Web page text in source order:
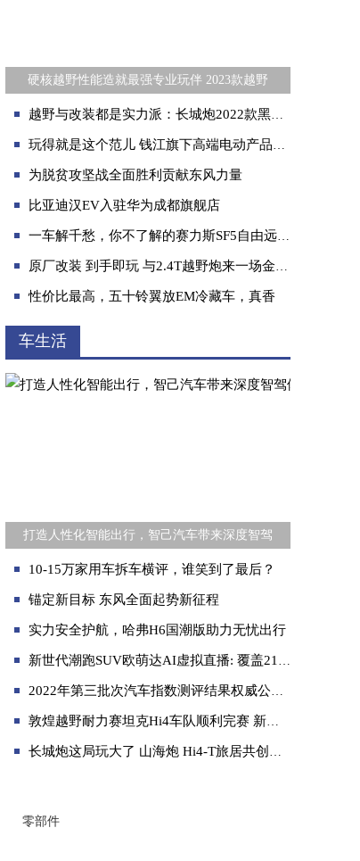
硬核越野性能造就最强专业玩伴 2023款越野
越野与改装都是实力派：长城炮2022款黑弹让玩家怦然心动
玩得就是这个范儿 钱江旗下高端电动产品崭露头角
为脱贫攻坚战全面胜利贡献东风力量
比亚迪汉EV入驻华为成都旗舰店
一车解千愁，你不了解的赛力斯SF5自由远征版就是这么神
原厂改装 到手即玩 与2.4T越野炮来一场金秋户外探险之旅
性价比最高，五十铃翼放EM冷藏车，真香
车生活
打造人性化智能出行，智己汽车带来深度智驾
10-15万家用车拆车横评，谁笑到了最后？
锚定新目标 东风全面起势新征程
实力安全护航，哈弗H6国潮版助力无忧出行
新世代潮跑SUV欧萌达AI虚拟直播: 覆盖210W+人次
2022年第三批次汽车指数测评结果权威公开发布
敦煌越野耐力赛坦克Hi4车队顺利完赛 新能源越野技术闪耀极限赛道
长城炮这局玩大了 山海炮 Hi4-T旅居共创版与越野炮山地版正式发布
零部件